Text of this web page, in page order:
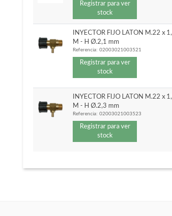
Registrar para ver
stock
INYECTOR FIJO LATON M.22 x
M - H Ø.2,1 mm
Referencia:02003021003521
Registrar para ver
stock
INYECTOR FIJO LATON M.22 x
M - H Ø.2,3 mm
Referencia:02003021003523
Registrar para ver
stock